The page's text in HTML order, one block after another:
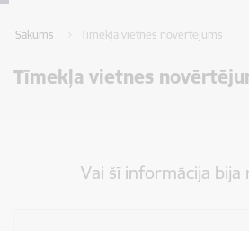
Sākums Tīmekļa vietnes novērtējums
Tīmekļa vietnes
Vai šī informācija bija